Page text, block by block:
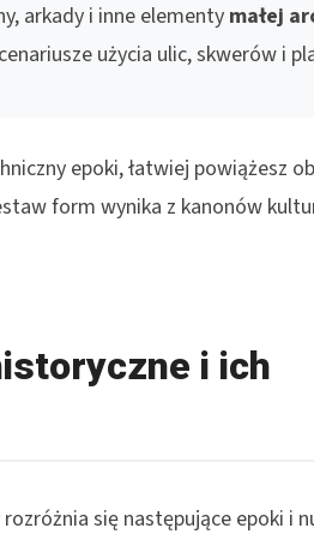
arkady i inne elementymałej
użycia ulic, skwerów i
epoki, łatwiej powiążesz
form wynika z kanonów
i ich
się następujące epoki i